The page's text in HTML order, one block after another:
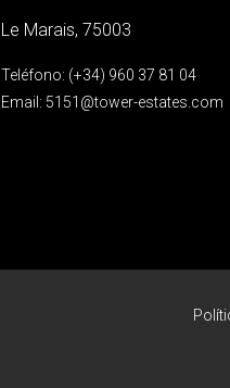
Le Marais, 75003
Teléfono: (+34) 960 37 81 04
Email: 5151@tower-estates.com